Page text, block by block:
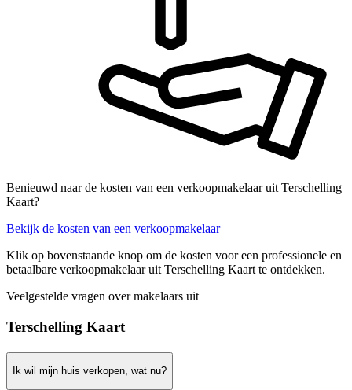
Benieuwd naar de kosten van een verkoopmakelaar uit Terschelling
Kaart?
Bekijk de kosten van een verkoopmakelaar
Klik op bovenstaande knop om de kosten voor een professionele en
betaalbare verkoopmakelaar uit Terschelling Kaart te ontdekken.
Veelgestelde vragen over makelaars uit
Terschelling Kaart
Ik wil mijn huis verkopen, wat nu?